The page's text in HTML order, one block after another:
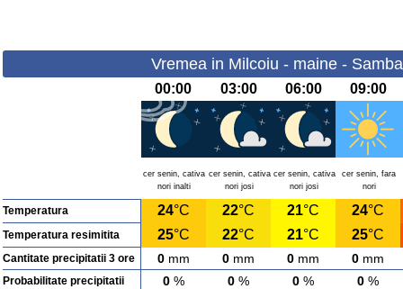
Vremea in Milcoiu - maine -
00:00 03:00 06:00 09:00
cer senin, cativa
nori inalti
cer senin, cativa
nori josi
cer senin, cativa
nori josi
cer senin, fara
nori
Temperatura 24°C 22°C 21°C 24°C
Temperatura resimitita 25°C 22°C 21°C 25°C
Cantitate precipitatii 3 ore 0 mm 0 mm 0 mm 0 mm
Probabilitate precipitatii 0 % 0 % 0 % 0 %